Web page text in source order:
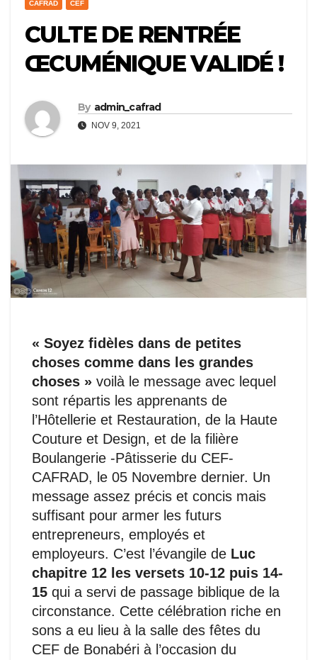
CAFRAD CEF
CULTE DE RENTRÉE
ŒCUMÉNIQUE VALIDÉ !
By admin_cafrad
NOV 9, 2021
« Soyez fidèles dans de petites
choses comme dans les grandes
choses » voilà le message avec lequel
sont répartis les apprenants de
l’Hôtellerie et Restauration, de la Haute
Couture et Design, et de la filière
Boulangerie -Pâtisserie du CEF-
CAFRAD, le 05 Novembre dernier. Un
message assez précis et concis mais
suffisant pour armer les futurs
entrepreneurs, employés et
employeurs. C’est l’évangile de Luc
chapitre 12 les versets 10-12 puis 14-
15 qui a servi de passage biblique de la
circonstance. Cette célébration riche en
sons a eu lieu à la salle des fêtes du
CEF de Bonabéri à l’occasion du